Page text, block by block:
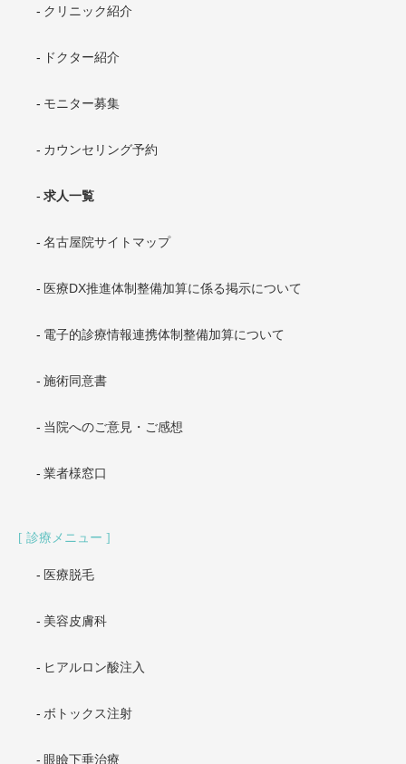
クリニック紹介
ドクター紹介
モニター募集
カウンセリング予約
求人一覧
名古屋院サイトマップ
医療DX推進体制整備加算に係る掲示について
電子的診療情報連携体制整備加算について
施術同意書
当院へのご意見・ご感想
業者様窓口
診療メニュー
医療脱毛
美容皮膚科
ヒアルロン酸注入
ボトックス注射
眼瞼下垂治療